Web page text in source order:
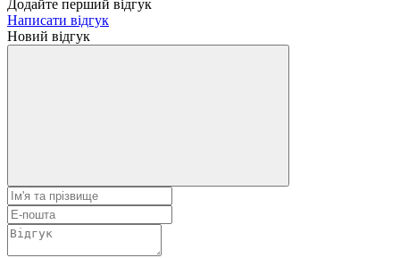
Додайте перший відгук
Написати відгук
Новий відгук